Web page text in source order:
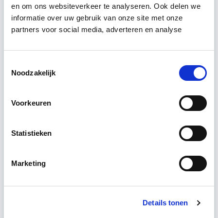
en om ons websiteverkeer te analyseren. Ook delen we
informatie over uw gebruik van onze site met onze
partners voor social media, adverteren en analyse
Noodzakelijk
Voorkeuren
Statistieken
Marketing
Details tonen
inzicht in de belangrijke aspecten van
brandveiligheid, waaronder de actuele
brandveiligheidseisen, het uitvoeren van een
Deze opleiding is in Utrecht of Blended (een
volgen